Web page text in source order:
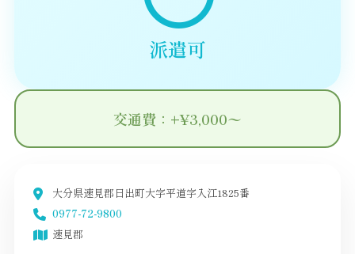
派遣可
交通費：+¥3,000〜
大分県速見郡日出町大字平道字入江1825番
0977-72-9800
速見郡